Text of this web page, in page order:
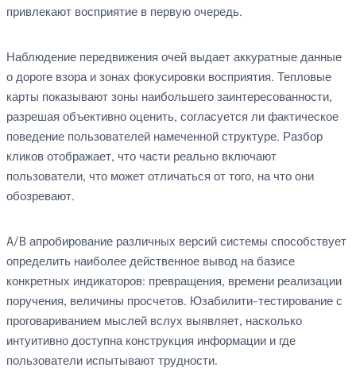
привлекают восприятие в первую очередь.
Наблюдение передвижения очей выдает аккуратные данные
о дороге взора и зонах фокусировки восприятия. Тепловые
карты показывают зоны наибольшего заинтересованности,
разрешая объективно оценить, согласуется ли фактическое
поведение пользователей намеченной структуре. Разбор
кликов отображает, что части реально включают
пользователи, что может отличаться от того, на что они
обозревают.
A/B апробирование различных версий системы способствует
определить наиболее действенное вывод на базисе
конкретных индикаторов: превращения, времени реализации
поручения, величины просчетов. Юзабилити-тестирование с
проговариванием мыслей вслух выявляет, насколько
интуитивно доступна конструкция информации и где
пользователи испытывают трудности.